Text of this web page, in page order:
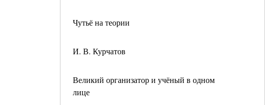
Чутьё на теории
И. В. Курчатов
Великий организатор и учёный в одном
лице